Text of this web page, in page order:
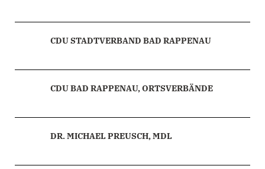
CDU STADTVERBAND BAD RAPPENAU
CDU BAD RAPPENAU, ORTSVERBÄNDE
DR. MICHAEL PREUSCH, MDL